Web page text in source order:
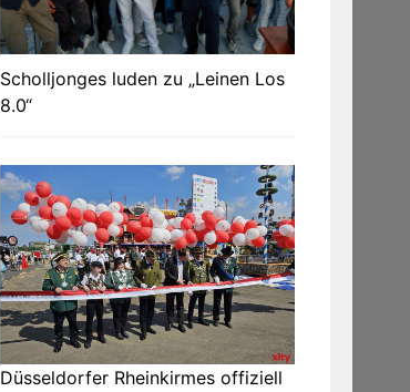
Scholljonges luden zu „Leinen Los
8.0“
Düsseldorfer Rheinkirmes offiziell